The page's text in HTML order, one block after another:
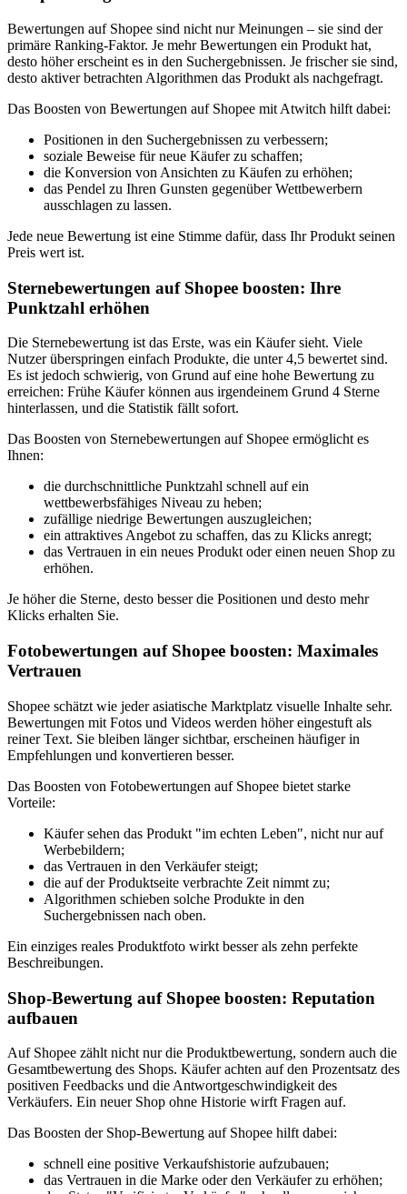
Bewertungen auf Shopee sind nicht nur Meinungen – sie sind der
primäre Ranking-Faktor. Je mehr Bewertungen ein Produkt hat,
desto höher erscheint es in den Suchergebnissen. Je frischer sie sind,
desto aktiver betrachten Algorithmen das Produkt als nachgefragt.
Das Boosten von Bewertungen auf Shopee mit Atwitch hilft dabei:
Positionen in den Suchergebnissen zu verbessern;
soziale Beweise für neue Käufer zu schaffen;
die Konversion von Ansichten zu Käufen zu erhöhen;
das Pendel zu Ihren Gunsten gegenüber Wettbewerbern
ausschlagen zu lassen.
Jede neue Bewertung ist eine Stimme dafür, dass Ihr Produkt seinen
Preis wert ist.
Sternebewertungen auf Shopee boosten: Ihre
Punktzahl erhöhen
Die Sternebewertung ist das Erste, was ein Käufer sieht. Viele
Nutzer überspringen einfach Produkte, die unter 4,5 bewertet sind.
Es ist jedoch schwierig, von Grund auf eine hohe Bewertung zu
erreichen: Frühe Käufer können aus irgendeinem Grund 4 Sterne
hinterlassen, und die Statistik fällt sofort.
Das Boosten von Sternebewertungen auf Shopee ermöglicht es
Ihnen:
die durchschnittliche Punktzahl schnell auf ein
wettbewerbsfähiges Niveau zu heben;
zufällige niedrige Bewertungen auszugleichen;
ein attraktives Angebot zu schaffen, das zu Klicks anregt;
das Vertrauen in ein neues Produkt oder einen neuen Shop zu
erhöhen.
Je höher die Sterne, desto besser die Positionen und desto mehr
Klicks erhalten Sie.
Fotobewertungen auf Shopee boosten: Maximales
Vertrauen
Shopee schätzt wie jeder asiatische Marktplatz visuelle Inhalte sehr.
Bewertungen mit Fotos und Videos werden höher eingestuft als
reiner Text. Sie bleiben länger sichtbar, erscheinen häufiger in
Empfehlungen und konvertieren besser.
Das Boosten von Fotobewertungen auf Shopee bietet starke
Vorteile:
Käufer sehen das Produkt "im echten Leben", nicht nur auf
Werbebildern;
das Vertrauen in den Verkäufer steigt;
die auf der Produktseite verbrachte Zeit nimmt zu;
Algorithmen schieben solche Produkte in den
Suchergebnissen nach oben.
Ein einziges reales Produktfoto wirkt besser als zehn perfekte
Beschreibungen.
Shop-Bewertung auf Shopee boosten: Reputation
aufbauen
Auf Shopee zählt nicht nur die Produktbewertung, sondern auch die
Gesamtbewertung des Shops. Käufer achten auf den Prozentsatz des
positiven Feedbacks und die Antwortgeschwindigkeit des
Verkäufers. Ein neuer Shop ohne Historie wirft Fragen auf.
Das Boosten der Shop-Bewertung auf Shopee hilft dabei:
schnell eine positive Verkaufshistorie aufzubauen;
das Vertrauen in die Marke oder den Verkäufer zu erhöhen;